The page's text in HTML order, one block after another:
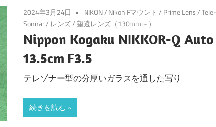
2024年3月24日 NIKON/ Nikon Fマウント / Prime Lens/Tele-
Sonnar/ レンズ/望遠レンズ（130mm～）
Nippon Kogaku NIKKOR-Q Auto
13.5cm F3.5
テレゾナー型の分厚いガラスを通した写り
続きを読む